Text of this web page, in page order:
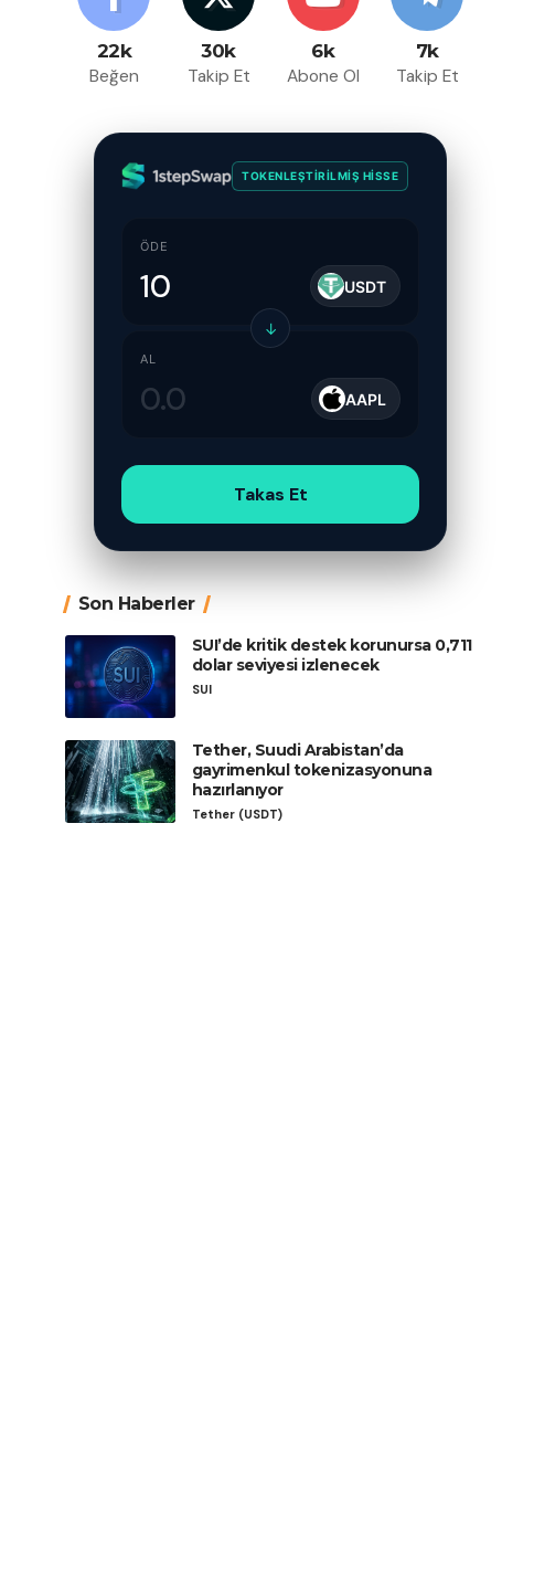
22k
Beğen
30k
Takip Et
6k
Abone Ol
7k
Takip Et
TOKENLEŞTIRILMIŞ HISSE
ÖDE
USDT
↓
AL
AAPL
Takas Et
Son Haberler
SUI’de kritik destek korunursa 0,711
dolar seviyesi izlenecek
SUI
Tether, Suudi Arabistan’da
gayrimenkul tokenizasyonuna
hazırlanıyor
Tether (USDT)